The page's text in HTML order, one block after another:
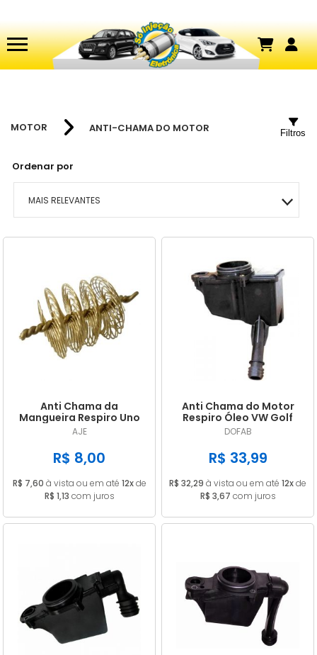
MOTOR ANTI-CHAMA DO MOTOR
Ordenar por
MAIS RELEVANTES
MAIS VENDIDOS
MAIOR PREÇO
A - Z
Filtros
Anti Chama da
Mangueira Respiro Uno
Fiorino Tempra Premio
AJE
R$ 8,00
R$ 7,60 à vista ou em até 12xde
R$ 1,13 com juros
Anti Chama do Motor
Respiro Óleo VW Golf
Fox Gol Parati G4 G5 G6
DOFAB
R$ 33,99
R$ 32,29 à vista ou em até 12xde
R$ 3,67 com juros